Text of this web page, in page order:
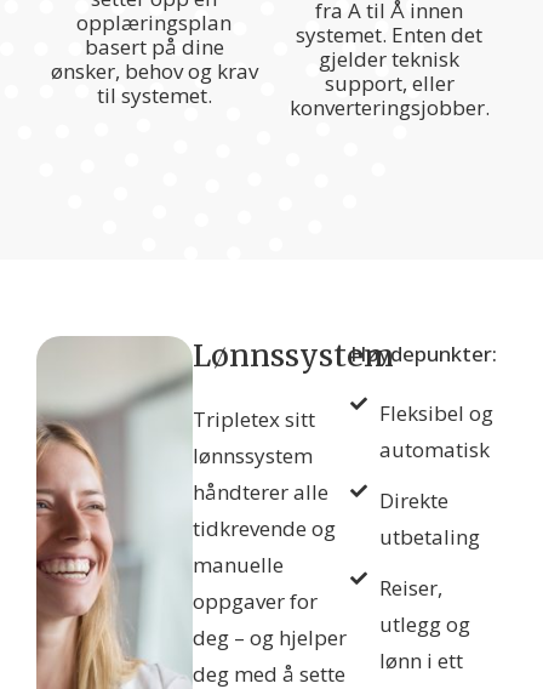
opplæringsplan
basert på dine
ønsker, behov og krav
til systemet.
fra A til Å innen
systemet. Enten det
gjelder teknisk
support, eller
konverteringsjobber.
Lønnssystem
Tripletex sitt
lønnssystem
håndterer alle
tidkrevende og
manuelle
oppgaver for
deg – og hjelper
deg med å sette
Høydepunkter:
Fleksibel og
automatisk
Direkte
utbetaling
Reiser,
utlegg og
lønn i ett